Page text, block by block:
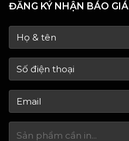
ĐĂNG KÝ NHẬN BÁO GIÁ